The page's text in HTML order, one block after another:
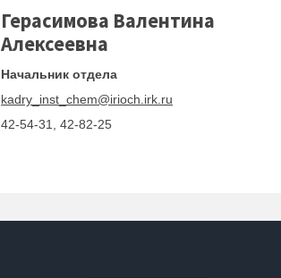
Герасимова Валентина
Алексеевна
Начальник отдела
kadry_inst_chem@irioch.irk.ru
42-54-31, 42-82-25